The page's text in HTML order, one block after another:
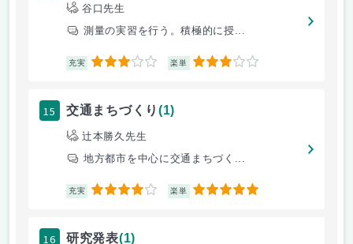
谷口先生
測量の実習を行う。積極的に授...
充実 3 楽単 3
15 交通まちづくり (1)
辻本勝久先生
地方都市を中心に交通まちづく...
充実 4 楽単 5
16 研究発表(1)